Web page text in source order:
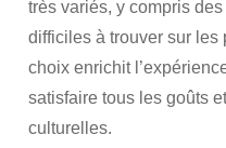
très variés, y compris
difficiles à trouver sur
choix enrichit
satisfaire tous les goûts
culturelles.